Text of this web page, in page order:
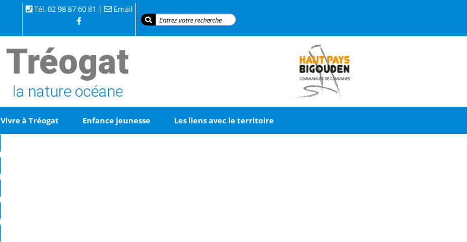
Tél. 02 98 87 60 81 | Email
Tréogat
la nature océane
Vivre à Tréogat Enfance jeunesse Les liens avec le territoire